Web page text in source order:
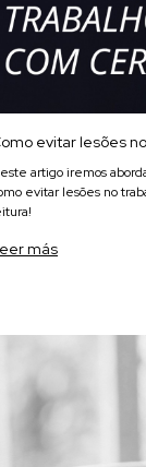
evitar lesões
artigo iremos
evitar lesões no
más